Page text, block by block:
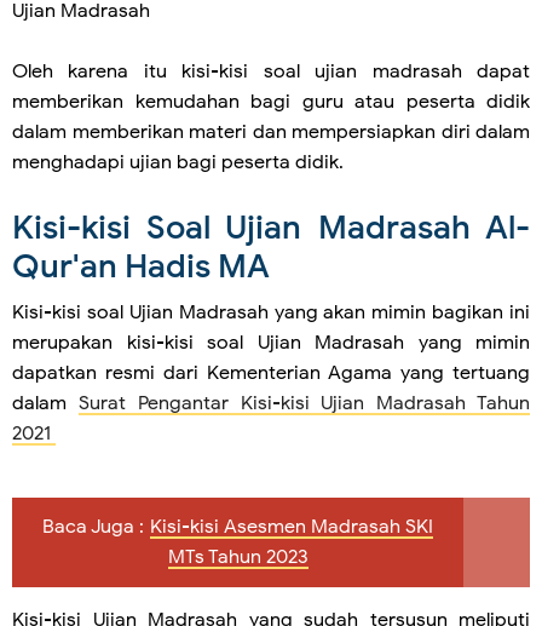
Ujian Madrasah
Oleh karena itu kisi-kisi soal ujian madrasah dapat
memberikan kemudahan bagi guru atau peserta didik
dalam memberikan materi dan mempersiapkan diri dalam
menghadapi ujian bagi peserta didik.
Kisi-kisi Soal Ujian Madrasah Al-
Qur'an Hadis MA
Kisi-kisi soal Ujian Madrasah yang akan mimin bagikan ini
merupakan kisi-kisi soal Ujian Madrasah yang mimin
dapatkan resmi dari Kementerian Agama yang tertuang
dalam Surat Pengantar Kisi-kisi Ujian Madrasah Tahun
2021
Baca Juga : Kisi-kisi Asesmen Madrasah SKI
MTs Tahun 2023
Kisi-kisi Ujian Madrasah yang sudah tersusun meliputi